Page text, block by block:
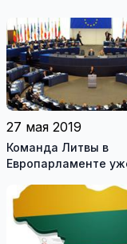
27 мая 2019
Команда Литвы в
Европарламенте